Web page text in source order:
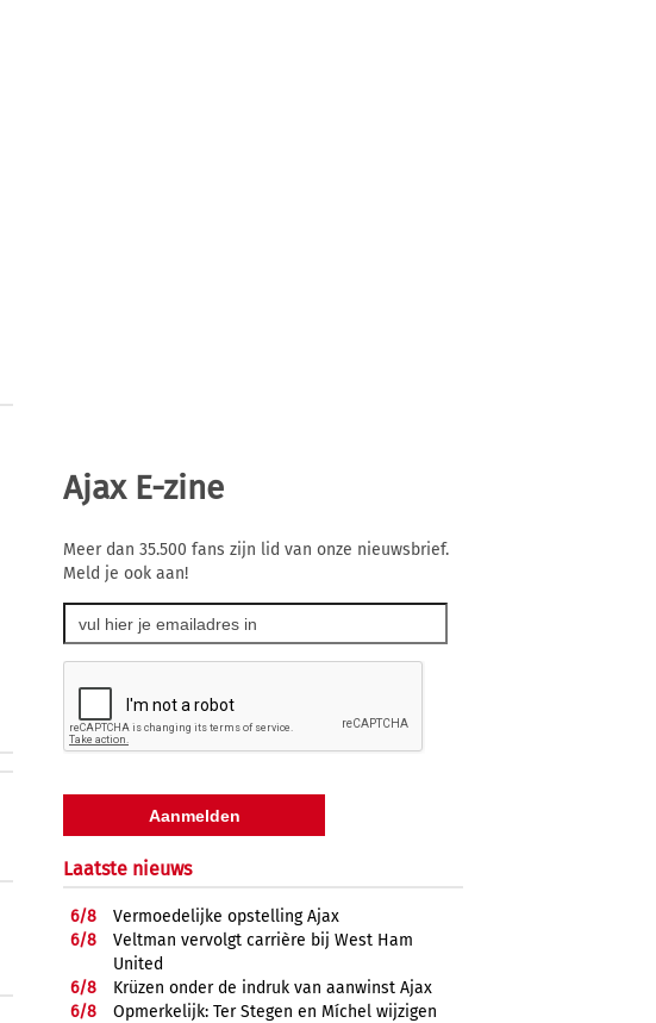
Ajax E-zine
Meer dan 35.500 fans zijn lid van onze nieuwsbrief.
Meld je ook aan!
Laatste nieuws
6/8
Vermoedelijke opstelling Ajax
6/8
Veltman vervolgt carrière bij West Ham
United
6/8
Krüzen onder de indruk van aanwinst Ajax
6/8
Opmerkelijk: Ter Stegen en Míchel wijzigen